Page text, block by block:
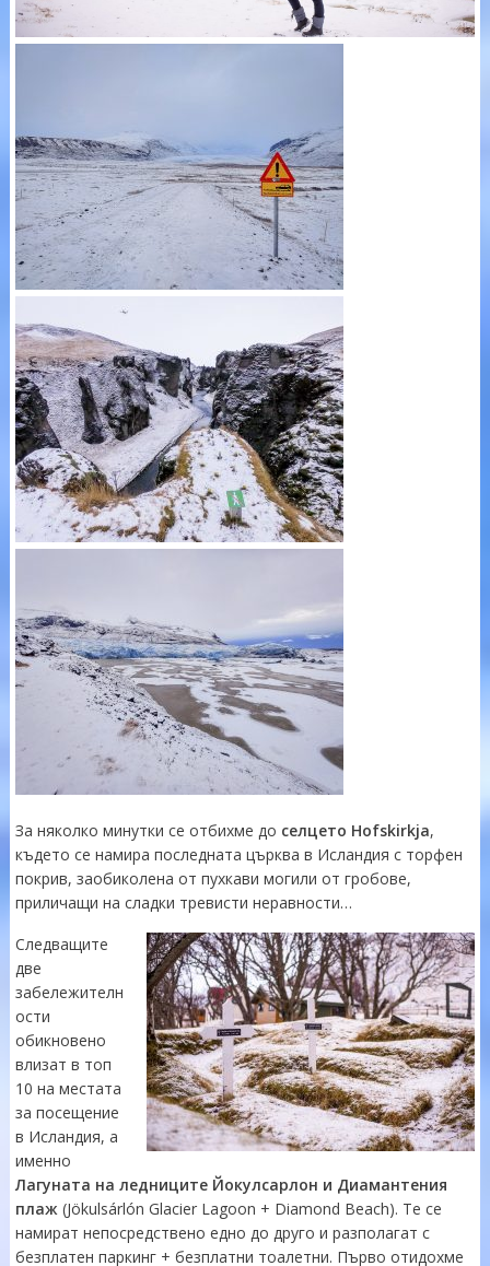
За няколко минутки се отбихме до селцето Hofskirkja,
където се намира последната църква в Исландия с торфен
покрив, заобиколена от пухкави могили от гробове,
приличащи на сладки тревисти неравности…
Следващите
две
забележителн
ости
обикновено
влизат в топ
10 на местата
за посещение
в Исландия, а
именно
Лагуната на ледниците Йокулсарлон и Диамантения
плаж(Jökulsárlón Glacier Lagoon + Diamond Beach). Те се
намират непосредствено едно до друго и разполагат с
безплатен паркинг + безплатни тоалетни. Първо отидохме